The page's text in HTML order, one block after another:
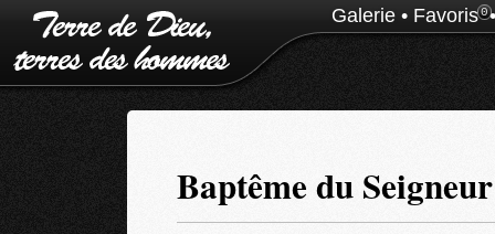
Galerie • Favoris0
Baptême du